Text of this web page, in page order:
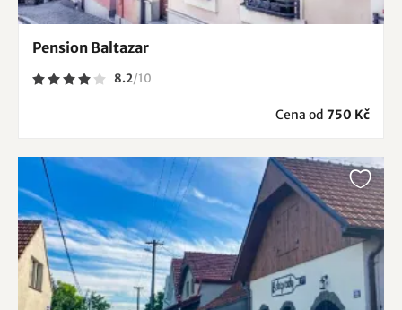
Pension Baltazar
8.2/10
Cena od 750 Kč